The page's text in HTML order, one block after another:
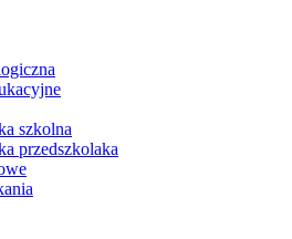
szkolna
przedszkolaka